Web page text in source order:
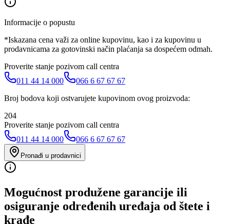
Informacije o popustu
*Iskazana cena važi za online kupovinu, kao i za kupovinu u
prodavnicama za gotovinski način plaćanja sa dospećem odmah.
Proverite stanje pozivom call centra
011 44 14 000
066 6 67 67 67
Broj bodova koji ostvarujete kupovinom ovog proizvoda:
204
Proverite stanje pozivom call centra
011 44 14 000
066 6 67 67 67
Pronađi u prodavnici
Mogućnost produžene garancije ili
osiguranje određenih uređaja od štete i
krađe